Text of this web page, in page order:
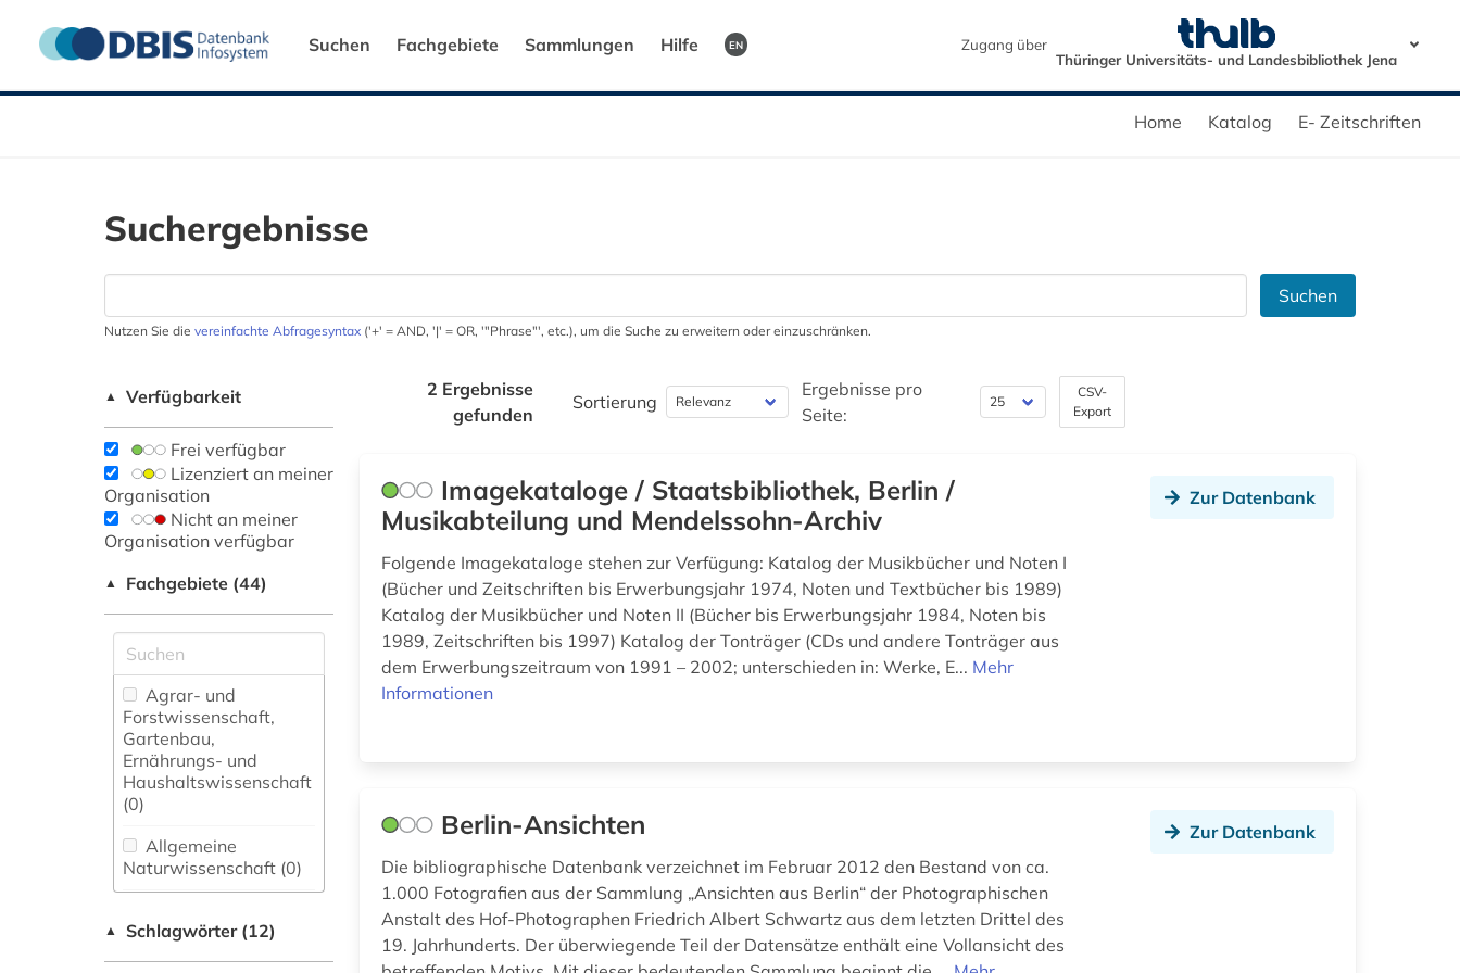
Suchen Fachgebiete Sammlungen Hilfe EN
Zugang über
Thüringer Universitäts- und Landesbibliothek Jena
Home Katalog E- Zeitschriften
Suchergebnisse
Suchen
Nutzen Sie die vereinfachte Abfragesyntax ('+' = AND, '|' = OR, '"Phrase"', etc.), um die Suche zu erweitern oder einzuschränken.
▲ Verfügbarkeit
Frei verfügbar
Lizenziert an meiner
Organisation
Nicht an meiner
Organisation verfügbar
▲ Fachgebiete (44)
Agrar- und
Forstwissenschaft,
Gartenbau,
Ernährungs- und
Haushaltswissenschaft
(0)
Allgemeine
Naturwissenschaft (0)
fachübergreifende
▲ Schlagwörter (12)
2 Ergebnisse
gefunden
Sortierung
Ergebnisse pro
Seite:
CSV-
Export
Imagekataloge / Staatsbibliothek, Berlin /
Musikabteilung und Mendelssohn-Archiv
Folgende Imagekataloge stehen zur Verfügung: Katalog der Musikbücher und Noten I
(Bücher und Zeitschriften bis Erwerbungsjahr 1974, Noten und Textbücher bis 1989)
Katalog der Musikbücher und Noten II (Bücher bis Erwerbungsjahr 1984, Noten bis
1989, Zeitschriften bis 1997) Katalog der Tonträger (CDs und andere Tonträger aus
dem Erwerbungszeitraum von 1991 – 2002; unterschieden in: Werke, E... Mehr
Informationen
Zur Datenbank
Berlin-Ansichten
Die bibliographische Datenbank verzeichnet im Februar 2012 den Bestand von ca.
1.000 Fotografien aus der Sammlung „Ansichten aus Berlin“ der Photographischen
Anstalt des Hof-Photographen Friedrich Albert Schwartz aus dem letzten Drittel des
19. Jahrhunderts. Der überwiegende Teil der Datensätze enthält eine Vollansicht des
Zur Datenbank